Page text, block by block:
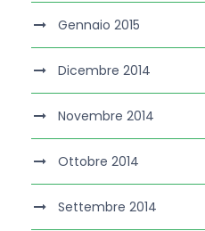
Gennaio 2015
Dicembre 2014
Novembre 2014
Ottobre 2014
Settembre 2014